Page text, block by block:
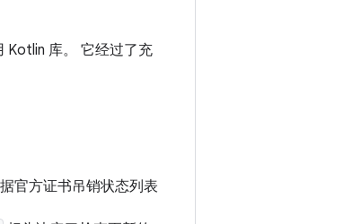
Kotlin 库。 它经过了充
官方证书吊销状态列表